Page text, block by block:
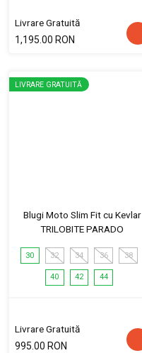
Livrare Gratuită
1,195.00 RON
LIVRARE GRATUITĂ
Blugi Moto Slim Fit cu Kevlar
TRILOBITE PARADO
30 32 34 36 38
40 42 44
Livrare Gratuită
995.00 RON